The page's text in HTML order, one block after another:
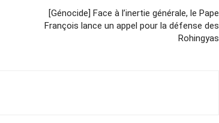
[Génocide] Face à l’inertie générale, le Pape
François lance un appel pour la défense des
Rohingyas